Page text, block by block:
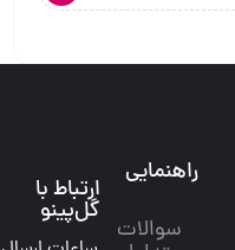
راهنمایی
سوالات
ارتباط با
گل‌پینو